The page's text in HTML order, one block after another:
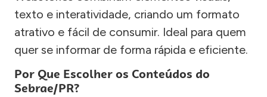
texto e interatividade, criando um formato
atrativo e fácil de consumir. Ideal para quem
quer se informar de forma rápida e eficiente.
Por Que Escolher os Conteúdos do
Sebrae/PR?